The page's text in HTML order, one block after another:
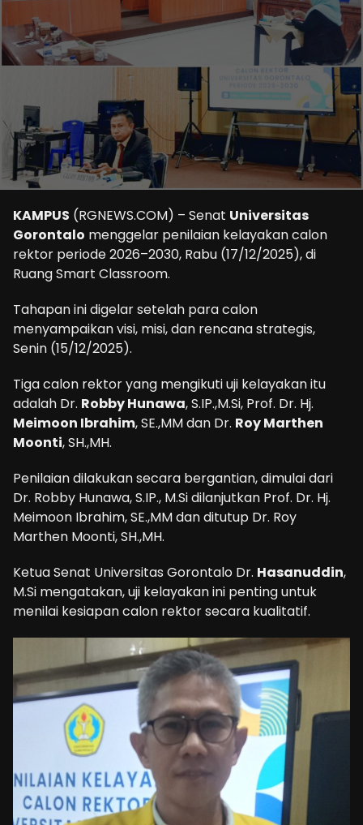
KAMPUS (RGNEWS.COM) – Senat Universitas
Gorontalo menggelar penilaian kelayakan calon
rektor periode 2026–2030, Rabu (17/12/2025), di
Ruang Smart Classroom.
Tahapan ini digelar setelah para calon
menyampaikan visi, misi, dan rencana strategis,
Senin (15/12/2025).
Tiga calon rektor yang mengikuti uji kelayakan itu
adalah Dr. Robby Hunawa, S.IP.,M.Si, Prof. Dr. Hj.
Meimoon Ibrahim, SE.,MM dan Dr. Roy Marthen
Moonti, SH.,MH.
Penilaian dilakukan secara bergantian, dimulai dari
Dr. Robby Hunawa, S.IP., M.Si dilanjutkan Prof. Dr. Hj.
Meimoon Ibrahim, SE.,MM dan ditutup Dr. Roy
Marthen Moonti, SH.,MH.
Ketua Senat Universitas Gorontalo Dr. Hasanuddin,
M.Si mengatakan, uji kelayakan ini penting untuk
menilai kesiapan calon rektor secara kualitatif.